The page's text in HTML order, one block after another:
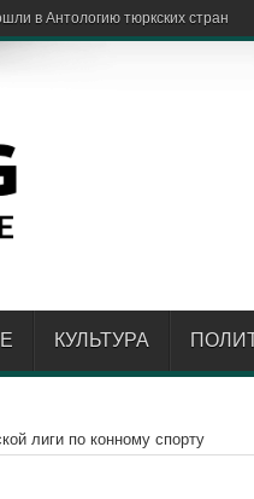
КУЛЬТУРА
лиги по конному спорту